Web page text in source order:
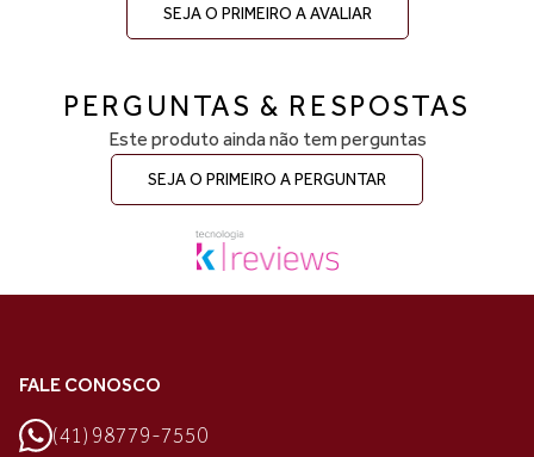
SEJA O PRIMEIRO A AVALIAR
PERGUNTAS & RESPOSTAS
Este produto ainda não tem perguntas
SEJA O PRIMEIRO A PERGUNTAR
FALE CONOSCO
(41) 98779-7550